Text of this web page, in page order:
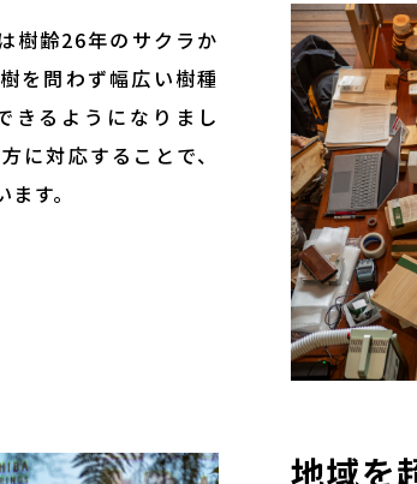
樹齢26年のサクラか
を問わず幅広い樹種
きるようになりまし
に対応することで、
す。
地域を